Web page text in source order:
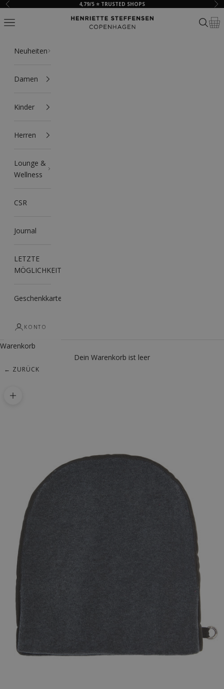
Zum Inhalt springen
Zurück 4,79/5 ⭐ TRUSTED SHOPS Vor
HSCPH
Navigationsmenü öffnen Suche
Neuheiten
Damen
Kinder
Herren
Lounge &
Wellness
CSR
Journal
LETZTE
MÖGLICHKEIT
Geschenkkarte
KONTO
Warenkorb
Dein Warenkorb ist leer
← ZURÜCK
Bild vergrößern